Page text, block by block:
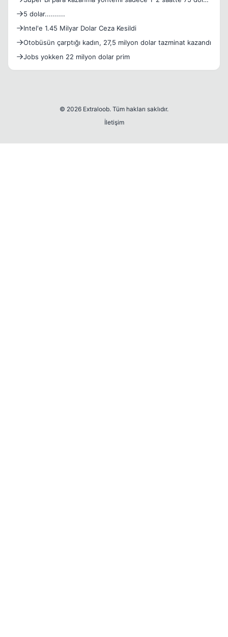
kaz
5 dolar..........
Intel'e 1.45 Milyar Dolar Ceza Kesildi
Otobüsün çarptığı kadın, 27,5 milyon dolar tazminat kazandı
Jobs yokken 22 milyon dolar prim
© 2026 Extraloob. Tüm hakları saklıdır.
İletişim